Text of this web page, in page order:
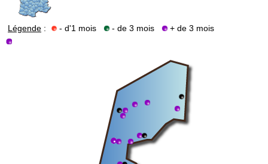
Légende : - d'1 mois - de 3 mois + de 3 mois